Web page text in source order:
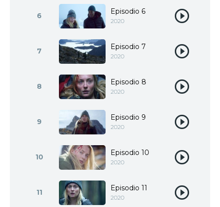
6 Episodio 6
2020
7 Episodio 7
2020
8 Episodio 8
2020
9 Episodio 9
2020
10 Episodio 10
2020
11 Episodio 11
2020